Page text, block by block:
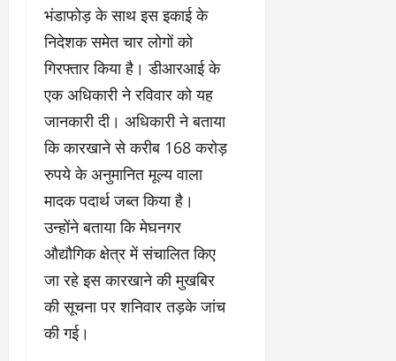
भंडाफोड़ के साथ इस इकाई के
निदेशक समेत चार लोगों को
गिरफ्तार किया है। डीआरआई के
एक अधिकारी ने रविवार को यह
जानकारी दी। अधिकारी ने बताया
कि कारखाने से करीब 168 करोड़
रुपये के अनुमानित मूल्य वाला
मादक पदार्थ जब्त किया है।
उन्होंने बताया कि मेघनगर
औद्यौगिक क्षेत्र में संचालित किए
जा रहे इस कारखाने की मुखबिर
की सूचना पर शनिवार तड़के जांच
की गई।